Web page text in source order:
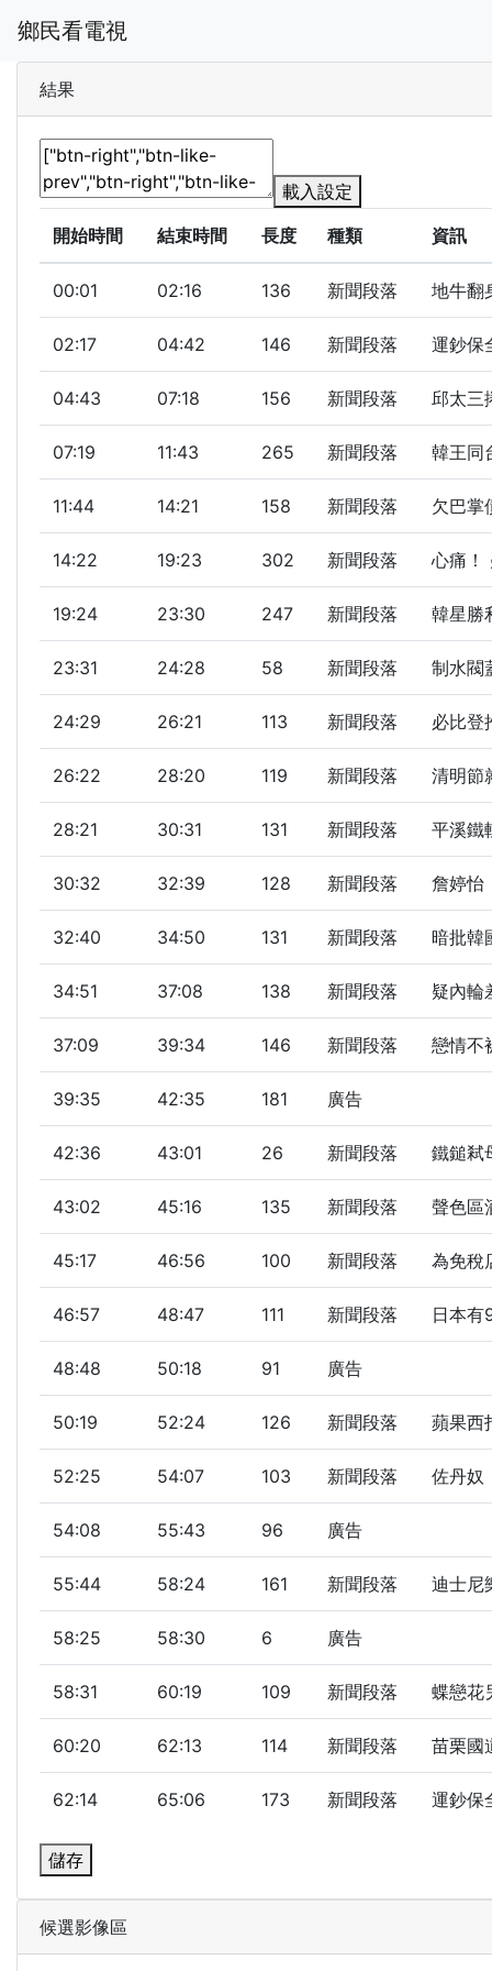
鄉民看電視
結果
載入設定
開始時間
結束時間 長度 種類 資訊
00:01 02:16 136 新聞段落 地牛翻
02:17 04:42 146 新聞段落 運鈔保
04:43 07:18 156 新聞段落 邱太三
07:19 11:43 265 新聞段落 韓王同
11:44 14:21 158 新聞段落 欠巴掌
14:22 19:23 302 新聞段落 心痛！
19:24 23:30 247 新聞段落 韓星勝
23:31 24:28 58 新聞段落 制水閥
24:29 26:21 113 新聞段落 必比登
26:22 28:20 119 新聞段落 清明節
28:21 30:31 131 新聞段落 平溪鐵
30:32 32:39 128 新聞段落 詹婷怡
32:40 34:50 131 新聞段落 暗批韓
34:51 37:08 138 新聞段落 疑內輪
37:09 39:34 146 新聞段落 戀情不
39:35 42:35 181 廣告
42:36 43:01 26 新聞段落 鐵鎚弒
43:02 45:16 135 新聞段落 聲色區
45:17 46:56 100 新聞段落 為免稅
46:57 48:47 111 新聞段落 日本有
48:48 50:18 91 廣告
50:19 52:24 126 新聞段落 蘋果西
52:25 54:07 103 新聞段落 佐丹奴
54:08 55:43 96 廣告
55:44 58:24 161 新聞段落 迪士尼
58:25 58:30 6 廣告
58:31 60:19 109 新聞段落 蝶戀花
60:20 62:13 114 新聞段落 苗栗國
62:14 65:06 173 新聞段落 運鈔保
儲存
候選影像區